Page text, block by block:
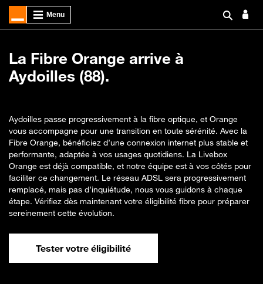
La Fibre Orange arrive à
Aydoilles (88).
Aydoilles passe progressivement à la fibre optique, et Orange
vous accompagne pour une transition en toute sérénité. Avec la
Fibre Orange, bénéficiez d’une connexion internet plus stable et
performante, adaptée à vos usages quotidiens. La Livebox
Orange est déjà compatible, et notre équipe est à vos côtés pour
faciliter ce changement. Le réseau ADSL sera progressivement
remplacé, mais pas d’inquiétude, nous vous guidons à chaque
étape. Vérifiez dès maintenant votre éligibilité fibre pour préparer
sereinement cette évolution.
Tester votre éligibilité